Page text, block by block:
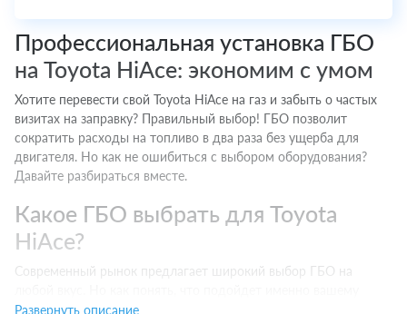
Профессиональная установка ГБО
на Toyota HiAce: экономим с умом
Хотите перевести свой Toyota HiAce на газ и забыть о частых
визитах на заправку? Правильный выбор! ГБО позволит
сократить расходы на топливо в два раза без ущерба для
двигателя. Но как не ошибиться с выбором оборудования?
Давайте разбираться вместе.
Какое ГБО выбрать для Toyota
HiAce?
Современный рынок предлагает широкий выбор ГБО на
Toyota HiAce? Есть несколько важных моментов:
Развернуть описание